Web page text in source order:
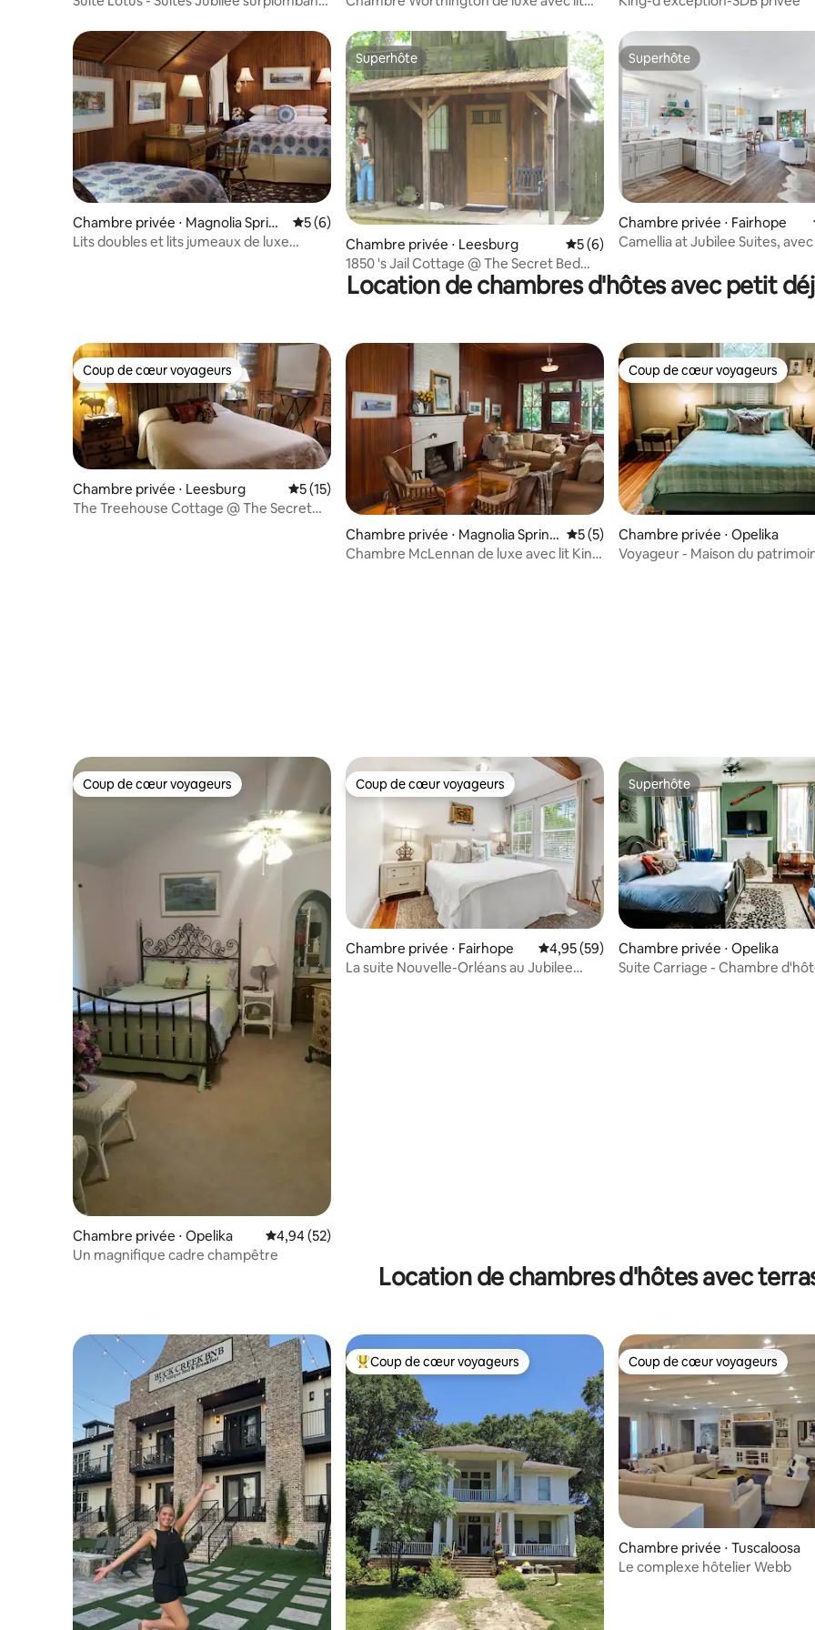
Chambre privée ⋅ Magnolia Spring
s
Évaluation moyenne sur la base de 6 commentaires : 5 sur 5
5 (6)
Lits doubles et lits jumeaux de luxe
Superhôte
Superhôte
Chambre privée ⋅ Leesburg Évaluation moyenne sur la base de 6
5 (6)
1850 's Jail Cottage @ The Secret Bed
and Breakfast
Superhôte
Superhôte
Chambre privée ⋅ Fairhope
Camellia at Jubilee Suites,
Location de chambres d'hôtes avec petit
Coup de cœur voyageurs
Coup de cœur voyageurs
Chambre privée ⋅ Leesburg Évaluation moyenne sur la base de 15 commentaires : 5 sur 5
5 (15)
The Treehouse Cottage @ The Secret
Chambre privée ⋅ Magnolia Spring
s
Évaluation moyenne sur la base de 5
5 (5)
Chambre McLennan de luxe avec lit King
Coup de cœur voyageurs
Coup de cœur voyageurs
Chambre privée ⋅ Opelika
Voyageur - Maison du
Coup de cœur voyageurs
Coup de cœur voyageurs
Chambre privée ⋅ Opelika Évaluation moyenne sur la base de 52 commentaires : 4,94 sur 5
4,94 (52)
Un magnifique cadre champêtre
Coup de cœur voyageurs
Coup de cœur voyageurs
Chambre privée ⋅ Fairhope Évaluation moyenne sur la base de 59
4,95 (59)
La suite Nouvelle-Orléans au Jubilee
Superhôte
Superhôte
Chambre privée ⋅ Opelika
Suite Carriage - Chambre
Location de chambres d'hôtes avec
Coups de cœur voyageurs les plus appréciés
Coup de cœur voyageurs Coup de cœur voyageurs
Coup de cœur voyageurs
Chambre privée ⋅ Tuscaloosa
Le complexe hôtelier Webb